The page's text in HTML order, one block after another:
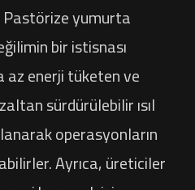
yumurta
bir istisnası
az enerji tüketen ve
sürdürülebilir ısıl
operasyonların
Ayrıca, üreticiler